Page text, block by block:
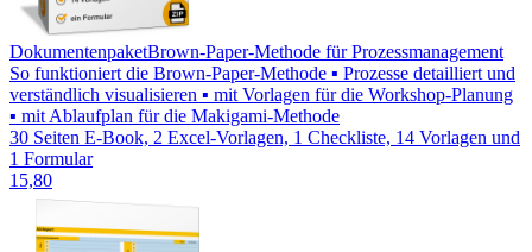
DokumentenpaketBrown-Paper-Methode für Prozessmanagement
So funktioniert die Brown-Paper-Methode ▪ Prozesse detailliert und
verständlich visualisieren ▪ mit Vorlagen für die Workshop-Planung
▪ mit Ablaufplan für die Makigami-Methode
30 Seiten E-Book, 2 Excel-Vorlagen, 1 Checkliste, 14 Vorlagen und
1 Formular
15,80